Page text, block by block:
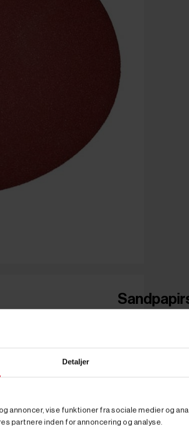
Detaljer
annoncer, vise funktioner fra sociale medier og
partnere inden for annoncering og analyse.